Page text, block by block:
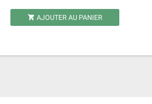
 AJOUTER AU PANIER